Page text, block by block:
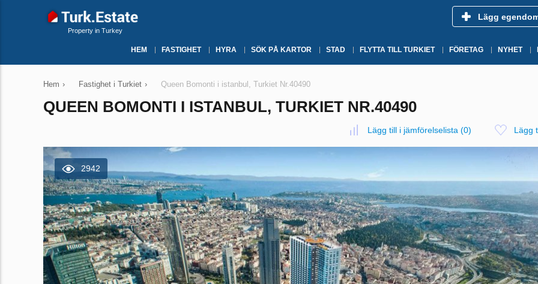
Property in Turkey
Lägg
HEM FASTIGHET HYRA SÖK PÅ KARTOR STAD FLYTTA TILL TURKIET FÖRETAG NYHET
Hem › Fastighet i Turkiet › Queen Bomonti i istanbul, Turkiet Nr.40490
QUEEN BOMONTI I ISTANBUL, TURKIET NR.40490
Lägg till i jämförelselista (0) Lägg
2942